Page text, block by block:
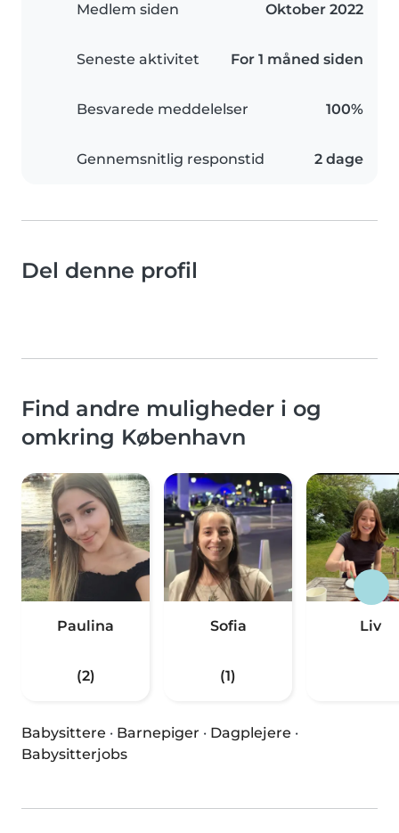
Medlem siden Oktober 2022
Seneste aktivitet For 1 måned siden
Besvarede meddelelser 100%
Gennemsnitlig responstid 2 dage
Del denne profil
Find andre muligheder i og
omkring København
Paulina
(2)
Sofia
(1)
Liv
Babysittere · Barnepiger · Dagplejere ·
Babysitterjobs